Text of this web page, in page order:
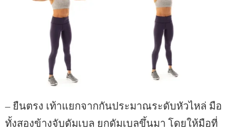
– ยืนตรง เท้าแยกจากกันประมาณระดับหัวไหล่ มือ
ทั้งสองข้างจับดัมเบล ยกดัมเบลขึ้นมา โดยให้มือที่